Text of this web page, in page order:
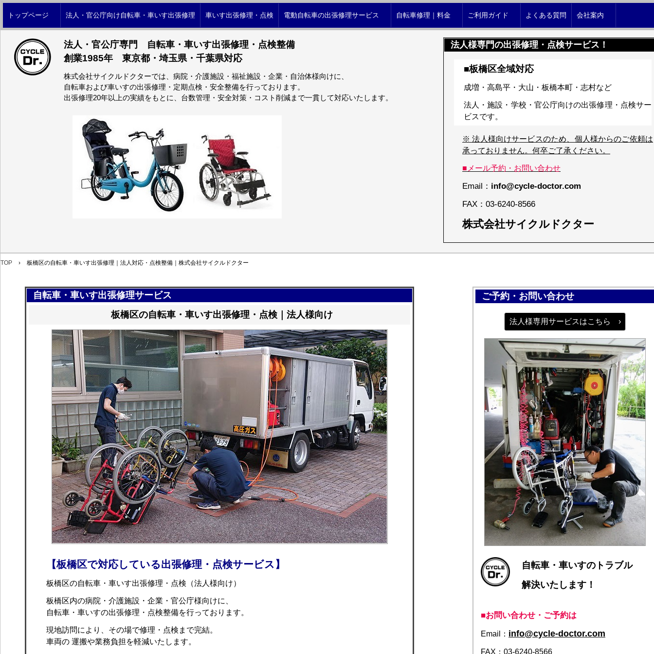
トップページ 法人・官公庁向け自転車・車いす出張修理 車いす出張修理・点検 電動自転車の出張修理サービス 自転車修理｜料金 ご利用ガイド よくある質問 会社案内
法人様専門の出張修理・点検サービス！
■板橋区全域対応
成増・高島平・大山・板橋本町・志村など
法人・施設・学校・官公庁向けの出張修理・点検サー
ビスです。
※ 法人様向けサービスのため、個人様からのご依頼は
承っておりません。何卒ご了承ください。
■メール予約・お問い合わせ
Email： info@cycle-doctor.com
FAX： 03-6240-8566
株式会社サイクルドクター
法人・官公庁専門 自転車・車いす出張修理・点検整備
創業1985年 東京都・埼玉県・千葉県対応
株式会社サイクルドクターでは、病院・介護施設・福祉施設・企業・自治体様向けに、
自転車および車いすの出張修理・定期点検・安全整備を行っております。
出張修理20年以上の実績をもとに、台数管理・安全対策・コスト削減まで一貫して対応いたします。
TOP › 板橋区の自転車・車いす出張修理｜法人対応・点検整備｜株式会社サイクルドクター
自転車・車いす出張修理サービス
板橋区の自転車・車いす出張修理・点検｜法人様向け
【板橋区で対応している出張修理・点検サービス】
板橋区の自転車・車いす出張修理・点検（法人様向け）
板橋区内の病院・介護施設・企業・官公庁様向けに、
自転車・車いすの出張修理・点検整備を行っております。
現地訪問により、その場で修理・点検まで完結。
車両の 運搬や業務負担を軽減いたします。
ご予約・お問い合わせ
法人様専用サービスはこちら ›
自転車・車いすのトラブル
解決いたします！
■お問い合わせ・ご予約は
Email： info@cycle-doctor.com
FAX：03-6240-8566